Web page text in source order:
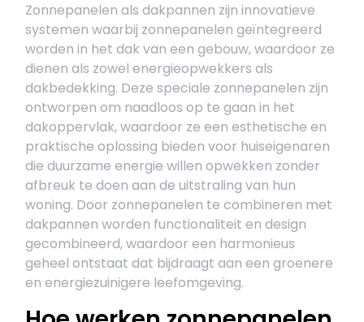
Zonnepanelen als dakpannen zijn innovatieve
systemen waarbij zonnepanelen geïntegreerd
worden in het dak van een gebouw, waardoor ze
dienen als zowel energieopwekkers als
dakbedekking. Deze speciale zonnepanelen zijn
ontworpen om naadloos op te gaan in het
dakoppervlak, waardoor ze een esthetische en
praktische oplossing bieden voor huiseigenaren
die duurzame energie willen opwekken zonder
afbreuk te doen aan de uitstraling van hun
woning. Door zonnepanelen te combineren met
dakpannen worden functionaliteit en design
gecombineerd, waardoor een harmonieus
geheel ontstaat dat bijdraagt aan een groenere
en energiezuinigere leefomgeving.